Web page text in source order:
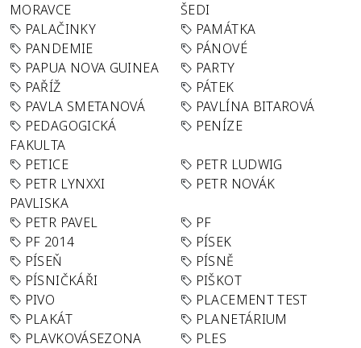
MORAVCE
ŠEDI
PALAČINKY
PAMÁTKA
PANDEMIE
PÁNOVÉ
PAPUA NOVA GUINEA
PARTY
PAŘÍŽ
PÁTEK
PAVLA SMETANOVÁ
PAVLÍNA BITAROVÁ
PEDAGOGICKÁ
FAKULTA
PENÍZE
PETICE
PETR LUDWIG
PETR LYNXXI
PAVLISKA
PETR NOVÁK
PETR PAVEL
PF
PF 2014
PÍSEK
PÍSEŇ
PÍSNĚ
PÍSNIČKÁŘI
PIŠKOT
PIVO
PLACEMENT TEST
PLAKÁT
PLANETÁRIUM
PLAVKOVÁSEZONA
PLES